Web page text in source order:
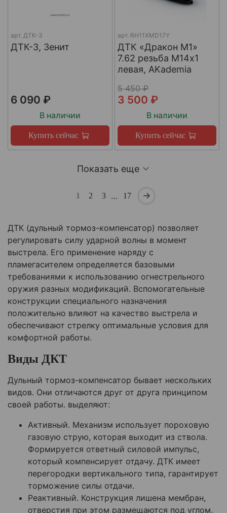
арт. ДТК-3
ДТК-3, Зенит
6 090 ₽
В наличии
Купить сейчас
арт. RH11XMD17Y
ДТК «Дракон М1»
7.62 резьба М14х1
левая, AKademia
5 450 ₽
3 500 ₽
В наличии
Купить сейчас
Показать еще
1 2 3 … 17
ДТК (дульный тормоз-компенсатор) позволяет
регулировать силу ударной волны в момент
выстрела. Его применение наряду с
пламегасителем определяется базовыми
требованиями к использованию огнестрельного
оружия разных модификаций. Вспомогательные
конструкции специального назначения
положительно влияют на качество выстрела и
обеспечивают стрелку оптимальные условия для
комфортной работы.
Виды ДКТ
Дульный тормоз-компенсатор бывает нескольких
видов. Они отличаются друг от друга принципом
своей работы. выделяют:
Активный. Механизм использует пороховую
газовую струю, которая выходит из ствола.
Формируется ответный силовой импульс,
который компенсирует отдачу. ДТК имеет
перегородки вертикального типа, гарантирует
торможение силы отдачи.
Реактивный. Конструкция лишена мембран,
отверстия при этом размещаются под углом.